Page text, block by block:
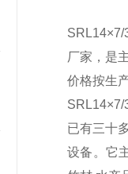
SRL14×7/
厂家，是
价格按生
已有三十
设备。它